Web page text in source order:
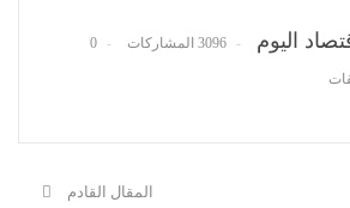
اليوم 3096 المشاركات 0
المقال القادم